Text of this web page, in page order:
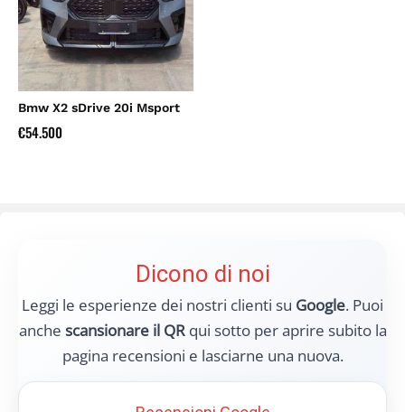
Bmw X2 sDrive 20i Msport
€54.500
Dicono di noi
Leggi le esperienze dei nostri clienti su Google. Puoi
anche scansionare il QRqui sotto per aprire subito la
pagina recensioni e lasciarne una nuova.